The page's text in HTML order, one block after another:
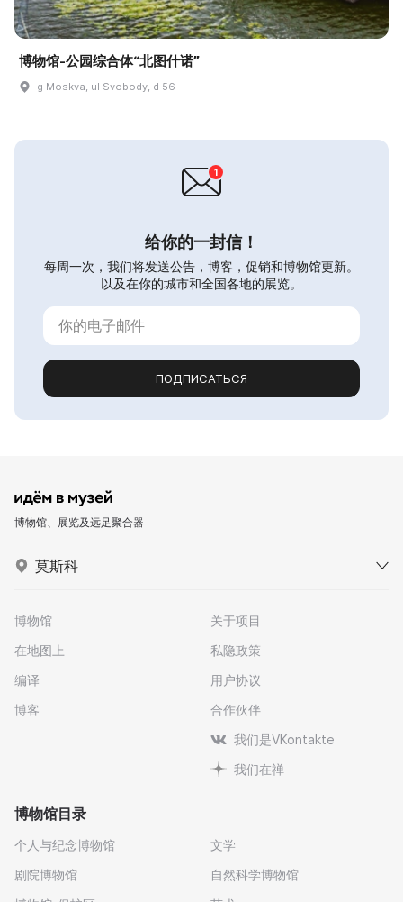
博物馆-公园综合体“北图什诺”
g Moskva, ul Svobody, d 56
给你的一封信！
每周一次，我们将发送公告，博客，促销和博物馆更新。
以及在你的城市和全国各地的展览。
ПОДПИСАТЬСЯ
博物馆、展览及远足聚合器
莫斯科
博物馆
在地图上
编译
博客
关于项目
私隐政策
用户协议
合作伙伴
我们是VKontakte
我们在禅
博物馆目录
个人与纪念博物馆
剧院博物馆
文学
自然科学博物馆